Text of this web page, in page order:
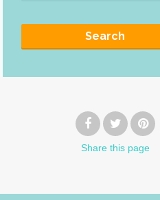
Search
Share this page